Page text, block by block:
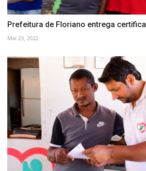
Prefeitura de Floriano entrega
Mai 23, 2022